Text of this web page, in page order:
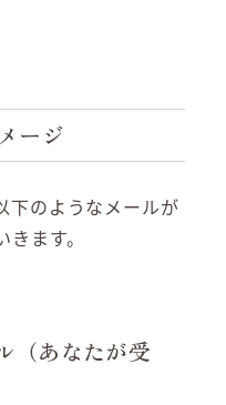
ージ
下のようなメールが
ます。
（あなたが受